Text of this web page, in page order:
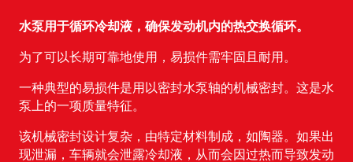
水泵用于循环冷却液，确保发动机内的热交换循环。
为了可以长期可靠地使用，易损件需牢固且耐用。
一种典型的易损件是用以密封水泵轴的机械密封。这是水
泵上的一项质量特征。
该机械密封设计复杂，由特定材料制成，如陶器。如果出
现泄漏，车辆就会泄露冷却液，从而会因过热而导致发动